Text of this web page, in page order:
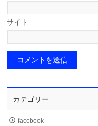
サイト
カテゴリー
facebook